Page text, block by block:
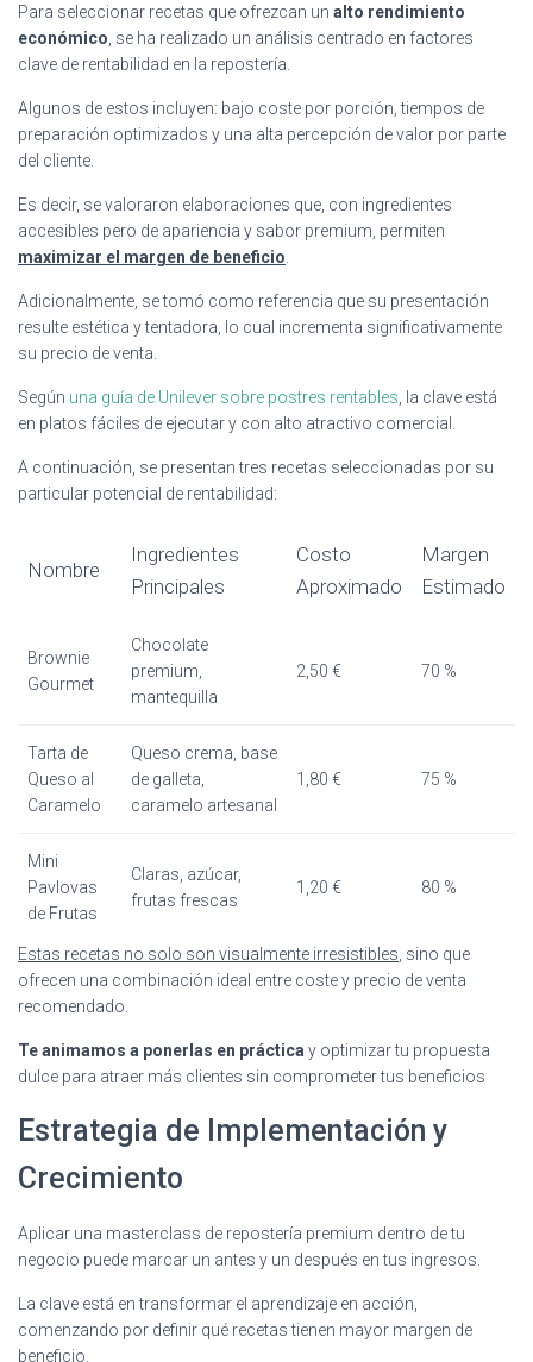
Para seleccionar recetas que ofrezcan un alto rendimiento
económico , se ha realizado un análisis centrado en factores
clave de rentabilidad en la repostería.
Algunos de estos incluyen: bajo coste por porción, tiempos de
preparación optimizados y una alta percepción de valor por parte
del cliente.
Es decir, se valoraron elaboraciones que, con ingredientes
accesibles pero de apariencia y sabor premium, permiten
maximizar el margen de beneficio
Adicionalmente, se tomó como referencia que su presentación
resulte estética y tentadora, lo cual incrementa significativamente
su precio de venta.
Según una guía de Unilever sobre postres rentables , la clave está
en platos fáciles de ejecutar y con alto atractivo comercial.
A continuación, se presentan tres recetas seleccionadas por su
particular potencial de rentabilidad:
Nombre
Ingredientes
Principales
Costo
Aproximado
Margen
Estimado
Brownie
Gourmet
Chocolate
premium,
mantequilla
2,50 € 70 %
Tarta de
Queso al
Caramelo
Queso crema, base
de galleta,
caramelo artesanal
1,80 € 75 %
Mini
Pavlovas
de Frutas
Claras, azúcar,
frutas frescas
1,20 € 80 %
Estas recetas no solo son visualmente irresistibles , sino que
ofrecen una combinación ideal entre coste y precio de venta
recomendado.
Te animamos a ponerlas en práctica y optimizar tu propuesta
dulce para atraer más clientes sin comprometer tus beneficios
Estrategia de Implementación y
Crecimiento
Aplicar una masterclass de repostería premium dentro de tu
negocio puede marcar un antes y un después en tus ingresos.
La clave está en transformar el aprendizaje en acción,
comenzando por definir qué recetas tienen mayor margen de
beneficio.